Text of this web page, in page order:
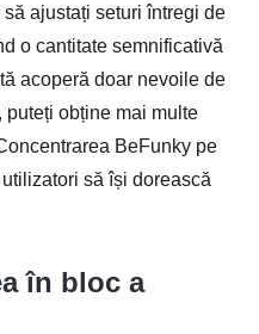
ajustați seturi întregi de
o cantitate semnificativă
acoperă doar nevoile de
puteți obține mai multe
BeFunky pe
să își dorească
în bloc a